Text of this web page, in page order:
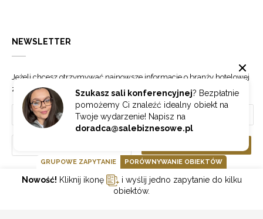
Szukasz sali konferencyjnej? Bezpłatnie
pomożemy Ci znaleźć idealny obiekt na
Twoje wydarzenie! Napisz na
doradca@salebiznesowe.pl
NEWSLETTER
Jeżeli chcesz otrzymywać najnowsze informacje o branży hotelowej
zapisz się do naszego newslettera.
GOONLINE.PL SPÓŁKA Z OGRANICZONĄ ODPOWIEDZIALNOŚCIĄ SP.K.
GRUPOWE ZAPYTANIE PORÓWNYWANIE OBIEKTÓW
Nowość! Kliknij ikonę
i wyślij jedno zapytanie do kilku
obiektów.